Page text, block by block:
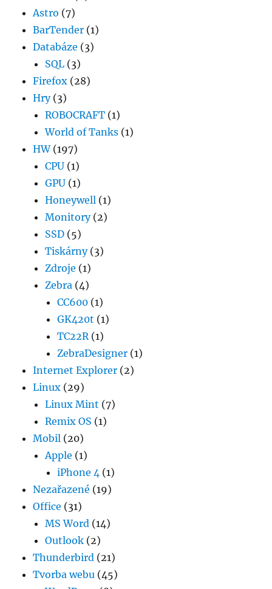
Astro (7)
BarTender (1)
Databáze (3)
SQL (3)
Firefox (28)
Hry(3)
ROBOCRAFT (1)
World of Tanks (1)
HW(197)
CPU (1)
GPU (1)
Honeywell (1)
Monitory(2)
SSD (5)
Tiskárny(3)
Zdroje (1)
Zebra (4)
CC600 (1)
GK420t (1)
TC22R(1)
ZebraDesigner (1)
Internet Explorer (2)
Linux (29)
Linux Mint (7)
Remix OS (1)
Mobil (20)
Apple (1)
iPhone 4 (1)
Nezařazené (19)
Office (31)
MS Word (14)
Outlook (2)
Thunderbird (21)
Tvorba webu (45)